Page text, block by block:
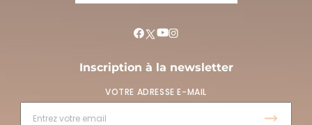
Inscription à la newsletter
VOTRE ADRESSE E-MAIL